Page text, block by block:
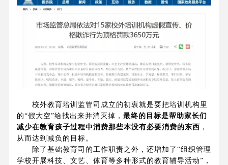
校外教育培训监管司成立的初衷就是要把培训机构里
的“假大空”给找出来并消灭掉， 最终的目标是帮助家长们
减少在教育孩子过程中消费那些本没有必要消费的东西 ，
从而达到减负的目标。
除了基础教育司的工作职责之外，还增加了“组织管理
学校开展科技、文艺、体育等多种形式的教育辅导活动”，